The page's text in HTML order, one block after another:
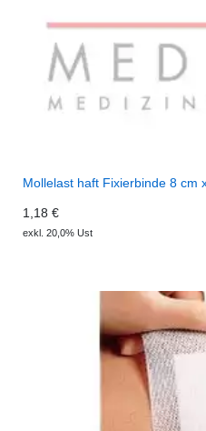
Mollelast haft Fixierbinde 8 cm
1,18 €
exkl. 20,0% Ust